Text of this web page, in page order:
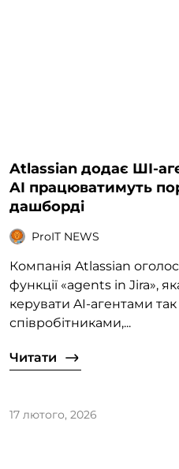
Atlassian додає ШІ-
AI працюватимуть
дашборді
ProIT NEWS
Компанія Atlassian
функції «agents in Jira»,
керувати AI-агентами так
співробітниками,...
Читати
17 лютого, 2026